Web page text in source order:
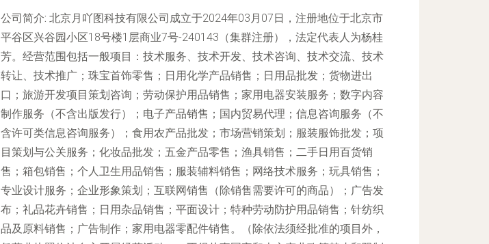
公司简介: 北京月吖图科技有限公司成立于2024年03月07日，注册地位于北京市
平谷区兴谷园小区18号楼1层商业7号-240143（集群注册），法定代表人为杨桂
芳。经营范围包括一般项目：技术服务、技术开发、技术咨询、技术交流、技术
转让、技术推广；珠宝首饰零售；日用化学产品销售；日用品批发；货物进出
口；旅游开发项目策划咨询；劳动保护用品销售；家用电器安装服务；数字内容
制作服务（不含出版发行）；电子产品销售；国内贸易代理；信息咨询服务（不
含许可类信息咨询服务）；食用农产品批发；市场营销策划；服装服饰批发；项
目策划与公关服务；化妆品批发；五金产品零售；渔具销售；二手日用百货销
售；箱包销售；个人卫生用品销售；服装辅料销售；网络技术服务；玩具销售；
专业设计服务；企业形象策划；互联网销售（除销售需要许可的商品）；广告发
布；礼品花卉销售；日用杂品销售；平面设计；特种劳动防护用品销售；针纺织
品及原料销售；广告制作；家用电器零配件销售。（除依法须经批准的项目外，